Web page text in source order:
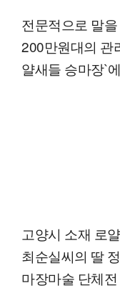
전문적으로 말
200만원대의 관
얄새들 승마장`
고양시 소재 로
최순실씨의 딸
마장마술 단체